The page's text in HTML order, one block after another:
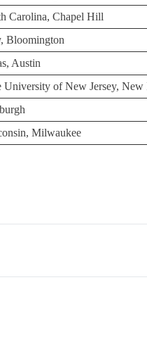
Carolina, Chapel Hill
Bloomington
Austin
University of New Jersey,
Milwaukee